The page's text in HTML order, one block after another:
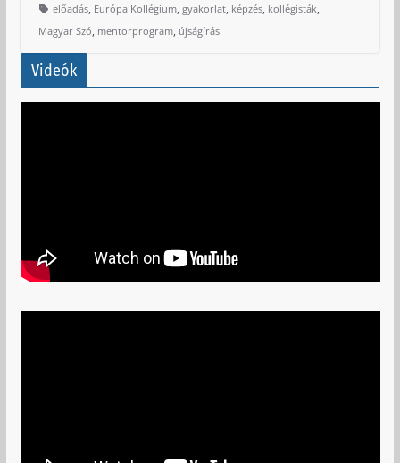
előadás, Európa Kollégium, gyakorlat, képzés, kollégisták,
Magyar Szó, mentorprogram, újságírás
Videók